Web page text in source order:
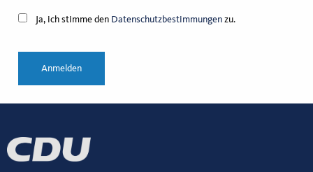
Ja, ich stimme den Datenschutzbestimmungenzu.
Anmelden